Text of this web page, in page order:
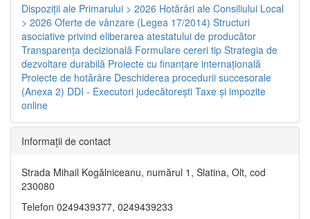
Dispoziţii ale Primarului > 2026 Hotărâri ale Consiliului Local
> 2026 Oferte de vânzare (Legea 17/2014) Structuri
asociative privind eliberarea atestatului de producător
Transparenţa decizională Formulare cereri tip Strategia de
dezvoltare durabilă Proiecte cu finanţare internaţională
Proiecte de hotărâre Deschiderea procedurii succesorale
(Anexa 2) DDI - Executori judecătorești Taxe şi impozite
online
Informaţii de contact
Strada Mihail Kogălniceanu, numărul 1, Slatina, Olt, cod
230080
Telefon 0249439377, 0249439233